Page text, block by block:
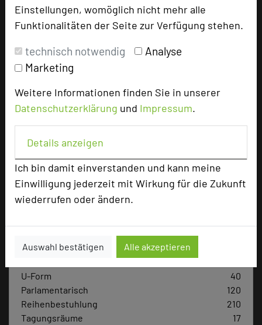
Einstellungen, womöglich nicht mehr alle
Funktionalitäten der Seite zur Verfügung stehen.
technisch notwendig
Analyse
Marketing
Weitere Informationen finden Sie in unserer
Datenschutzerklärung und Impressum.
Details anzeigen
Ich bin damit einverstanden und kann meine
Einwilligung jederzeit mit Wirkung für die Zukunft
wiederrufen oder ändern.
Auswahl bestätigen Alle akzeptieren
zur Tagungsanfrage hinzufügen
Bewertung
Tagungsplaner
Tagungsleiter
Hotel bewerten
Hoteldaten
Max. Tagungskapazität (Personen)
U-Form
40
Parlamentarisch
120
Reihenbestuhlung
210
Tagungsräume
17